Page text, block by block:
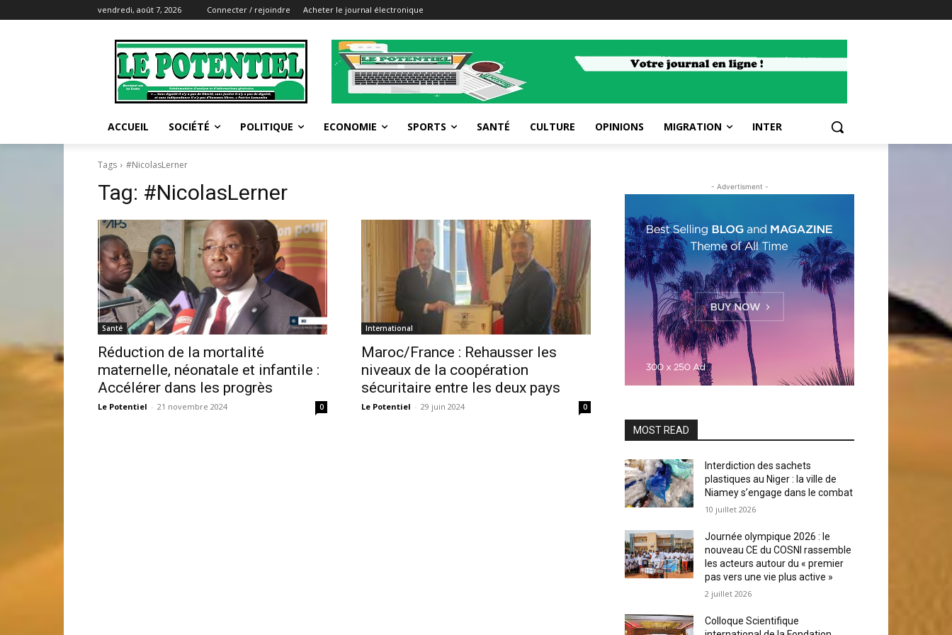
vendredi, août 7, 2026 Connecter / rejoindre Acheter le journal électronique
ACCUEIL SOCIÉTÉ POLITIQUE ECONOMIE SPORTS SANTÉ CULTURE OPINIONS MIGRATION INTER
Tags #NicolasLerner
Tag: #NicolasLerner
Santé
Réduction de la mortalité
maternelle, néonatale et infantile :
Accélérer dans les progrès
Le Potentiel - 21 novembre 2024 0
International
Maroc/France : Rehausser les
niveaux de la coopération
sécuritaire entre les deux pays
Le Potentiel - 29 juin 2024 0
- Advertisment -
MOST READ
Interdiction des sachets
plastiques au Niger : la ville de
Niamey s’engage dans le combat
10 juillet 2026
Journée olympique 2026 : le
nouveau CE du COSNI rassemble
les acteurs autour du « premier
pas vers une vie plus active »
2 juillet 2026
Colloque Scientifique